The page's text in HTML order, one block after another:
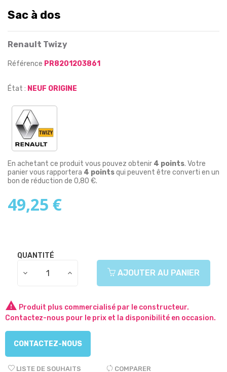
Sac à dos
Renault Twizy
Référence PR8201203861
État : NEUF ORIGINE
En achetant ce produit vous pouvez obtenir 4 points. Votre
panier vous rapportera 4 pointsqui peuvent être converti en un
bon de réduction de 0,80 €.
49,25 €
QUANTITÉ
AJOUTER AU PANIER
 Produit plus commercialisé par le constructeur.
Contactez-nous pour le prix et la disponibilité en occasion.
CONTACTEZ-NOUS
LISTE DE SOUHAITS COMPARER